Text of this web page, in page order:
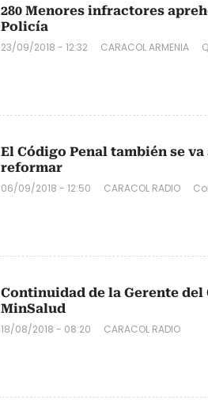
280 Menores infractores
Policía
23/09/2018 - 12:32 CARACOL ARMENIA
El Código Penal también se va
reformar
06/09/2018 - 12:50 CARACOL RADIO
Continuidad de la Gerente
MinSalud
18/08/2018 - 08:20 CARACOL RADIO